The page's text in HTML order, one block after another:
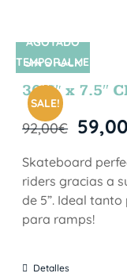
SIN STOCK
SALE!
AGOTADO
TEMPORALME
NTE
30.5″ x 7.5″
92,00€
Skateboard
riders gracias a
de 5”. Ideal
para ramps!
Detalles